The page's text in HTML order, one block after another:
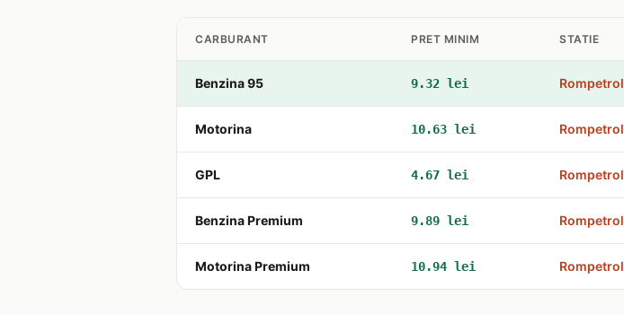
CARBURANT PRET MINIM STATIE
Benzina 95 9.32 lei Rompetrol
Motorina 10.63 lei Rompetrol
GPL 4.67 lei Rompetrol
Benzina Premium 9.89 lei Rompetrol
Motorina Premium 10.94 lei Rompetrol